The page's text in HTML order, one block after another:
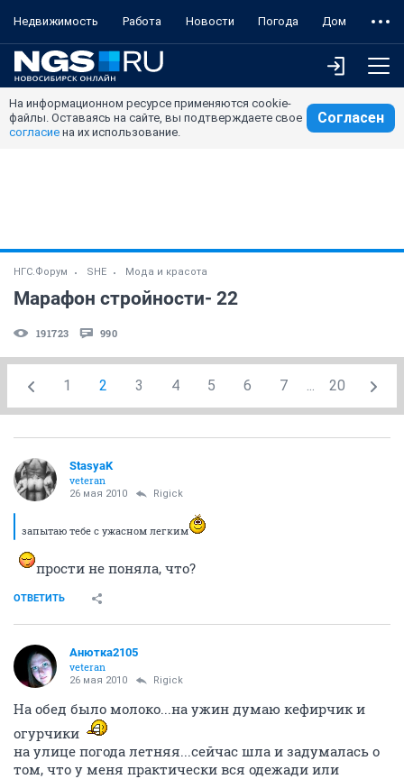
Недвижимость Работа Новости Погода Дом
На информационном ресурсе применяются cookie-
файлы. Оставаясь на сайте, вы подтверждаете свое
согласие на их использование.
Согласен
НГС.Форум SHE Мода и красота
Марафон стройности- 22
191723 990
1 2 3 4 5 6 7 ... 20
StasyaK
veteran
26 мая 2010 Rigick
запытаю тебе с ужасном легким
прости не поняла, что?
ОТВЕТИТЬ
Анютка2105
veteran
26 мая 2010 Rigick
На обед было молоко...на ужин думаю кефирчик и
огурчики
на улице погода летняя...сейчас шла и задумалась о
том, что у меня практически вся одежади или